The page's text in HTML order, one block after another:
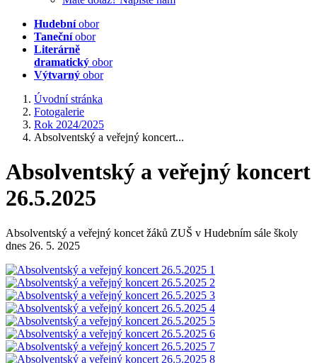
Hudebníobor
Tanečníobor
Literárně
dramatický obor
Výtvarný obor
Úvodní stránka
Fotogalerie
Rok 2024/2025
Absolventský a veřejný koncert...
Absolventský a veřejný koncert
26.5.2025
Absolventský a veřejný koncet žáků ZUŠ v Hudebním sále školy
dnes 26. 5. 2025